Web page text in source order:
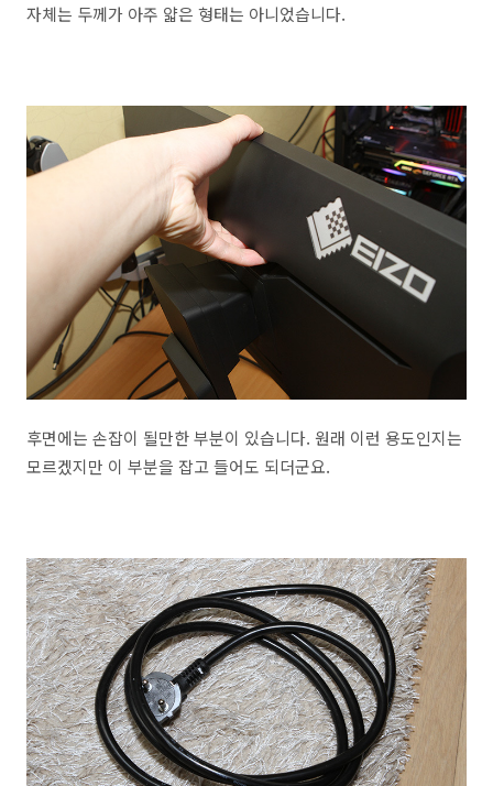
자체는 두께가 아주 얇은 형태는 아니었습니다.
후면에는 손잡이 될만한 부분이 있습니다. 원래 이런 용도인지는
모르겠지만 이 부분을 잡고 들어도 되더군요.